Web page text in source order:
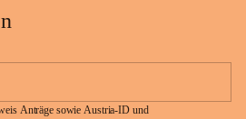
Anträge sowie Austria-ID und